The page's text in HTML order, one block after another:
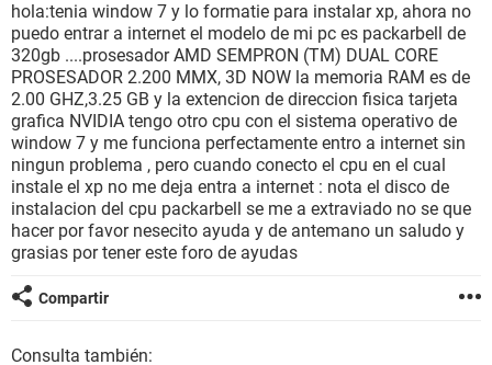
hola:tenia window 7 y lo formatie para instalar xp, ahora no
puedo entrar a internet el modelo de mi pc es packarbell de
320gb ....prosesador AMD SEMPRON (TM) DUAL CORE
PROSESADOR 2.200 MMX, 3D NOW la memoria RAM es de
2.00 GHZ,3.25 GB y la extencion de direccion fisica tarjeta
grafica NVIDIA tengo otro cpu con el sistema operativo de
window 7 y me funciona perfectamente entro a internet sin
ningun problema , pero cuando conecto el cpu en el cual
instale el xp no me deja entra a internet : nota el disco de
instalacion del cpu packarbell se me a extraviado no se que
hacer por favor nesecito ayuda y de antemano un saludo y
grasias por tener este foro de ayudas
Compartir
Consulta también: